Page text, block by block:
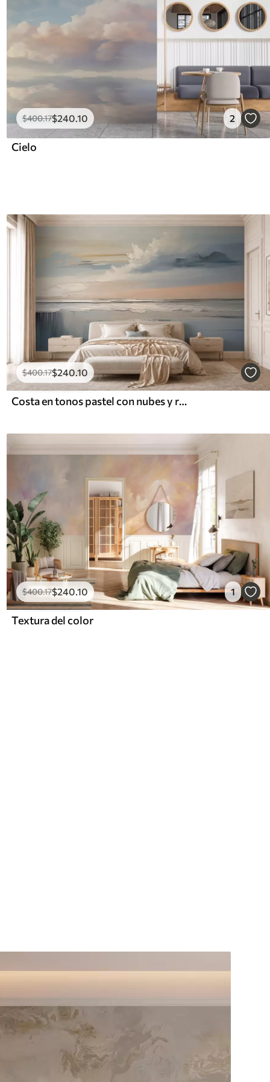
$400.17$240.10 2
Cielo
$400.17$240.10
Costa en tonos pastel con nubes y reflejos en el agua
$400.17$240 .10 1
Textura del color